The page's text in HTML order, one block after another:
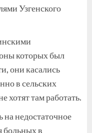
Узгенского
которых был
они касались
в сельских
хотят там работать.
недостаточное
больных в